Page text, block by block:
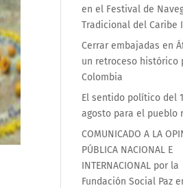
en el Festival de
Tradicional del Caribe
Cerrar embajadas en
un retroceso histórico
Colombia
El sentido político del
agosto para el pueblo
COMUNICADO A LA
PÚBLICA NACIONAL E
INTERNACIONAL por la
Fundación Social Paz